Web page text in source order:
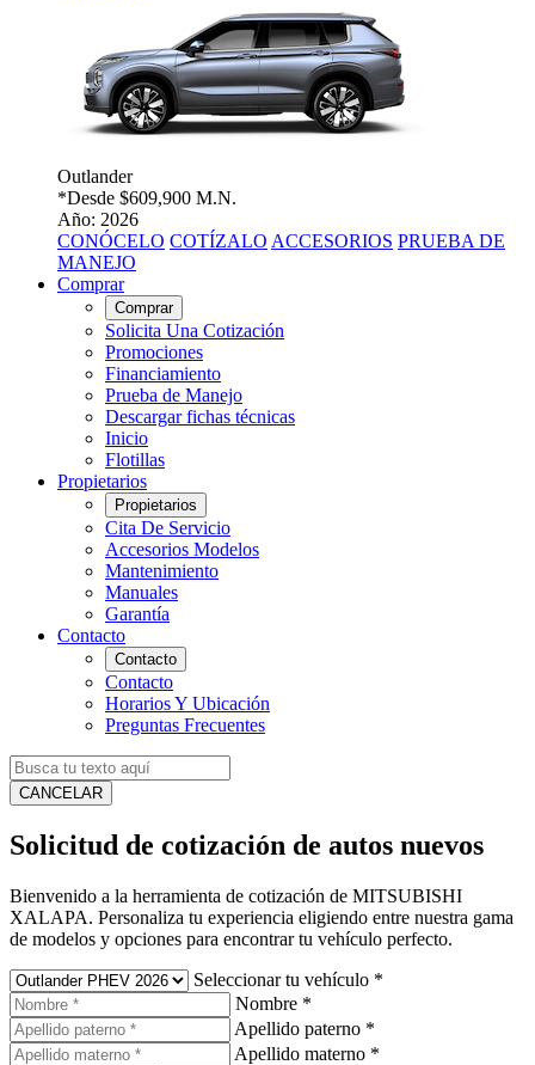
Outlander
*Desde $609,900 M.N.
Año: 2026
CONÓCELO COTÍZALO ACCESORIOS PRUEBA DE
MANEJO
Comprar
Comprar
Solicita Una Cotización
Promociones
Financiamiento
Prueba de Manejo
Descargar fichas técnicas
Inicio
Flotillas
Propietarios
Propietarios
Cita De Servicio
Accesorios Modelos
Mantenimiento
Manuales
Garantía
Contacto
Contacto
Contacto
Horarios Y Ubicación
Preguntas Frecuentes
CANCELAR
Solicitud de cotización de autos nuevos
Bienvenido a la herramienta de cotización de MITSUBISHI
XALAPA. Personaliza tu experiencia eligiendo entre nuestra gama
de modelos y opciones para encontrar tu vehículo perfecto.
Seleccionar tu vehículo *
Nombre *
Apellido paterno *
Apellido materno *